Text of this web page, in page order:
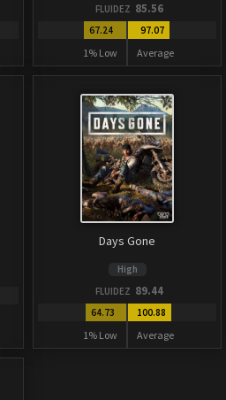
FLUIDEZ 85.56
67.24
1% Low
97.07
Average
Days Gone
High
FLUIDEZ 89.44
64.73
1% Low
100.88
Average